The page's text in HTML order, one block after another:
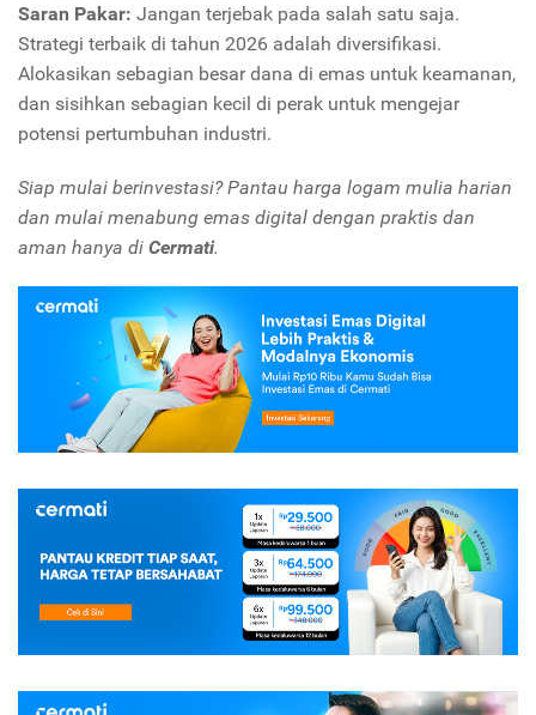
Saran Pakar: Jangan terjebak pada salah satu saja.
Strategi terbaik di tahun 2026 adalah diversifikasi.
Alokasikan sebagian besar dana di emas untuk keamanan,
dan sisihkan sebagian kecil di perak untuk mengejar
potensi pertumbuhan industri.
Siap mulai berinvestasi? Pantau harga logam mulia harian
dan mulai menabung emas digital dengan praktis dan
aman hanya di Cermati.